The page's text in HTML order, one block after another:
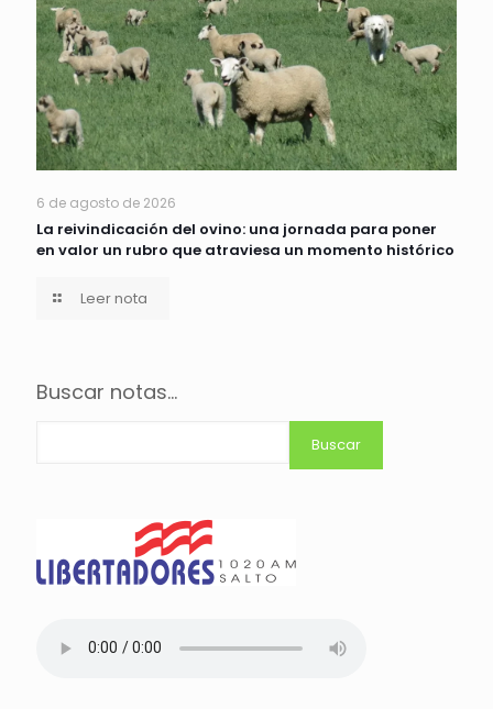
6 de agosto de 2026
La reivindicación del ovino: una jornada para poner
en valor un rubro que atraviesa un momento histórico
Leer nota
Buscar notas...
Buscar